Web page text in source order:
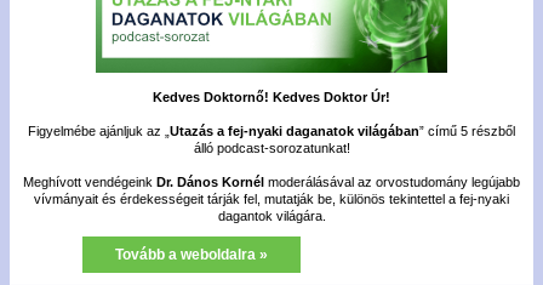
Kedves Doktornő! Kedves Doktor Úr!
Figyelmébe ajánljuk az „ Utazás a fej-nyaki daganatok világában” című 5 részből
álló podcast-sorozatunkat!
Meghívott vendégeink Dr. Dános Kornél moderálásával az orvostudomány legújabb
vívmányait és érdekességeit tárják fel, mutatják be, különös tekintettel a fej-nyaki
dagantok világára.
Tovább a weboldalra »